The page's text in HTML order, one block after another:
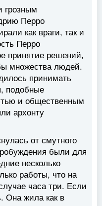
грозным
Перро
как враги, так и
Перро
принятие решений,
множества людей.
принимать
подобные
и общественным
архонту
от смутного
были для
несколько
работы, что на
часа три. Если
Она жила как в